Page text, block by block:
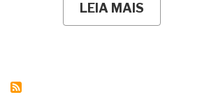
LEIA MAIS
INVENTÁRIO